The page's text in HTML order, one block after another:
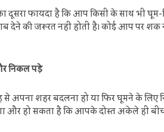
का दूसरा फायदा है कि आप किसी के साथ
देने की जरूरत नहीं होती है। कोई आप पर शक
निकल पड़े
अपना शहर बदलना हो या फिर घूमने के लिए
और हो सकता है कि आपके दोस्त अकेले ही